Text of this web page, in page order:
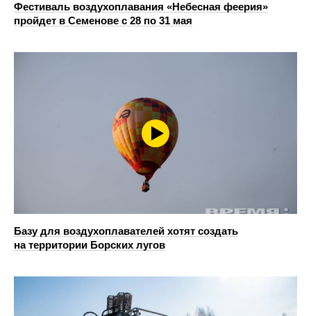
Фестиваль воздухоплавания «Небесная феерия»
пройдет в Семенове с 28 по 31 мая
Базу для воздухоплавателей хотят создать
на территории Борских лугов